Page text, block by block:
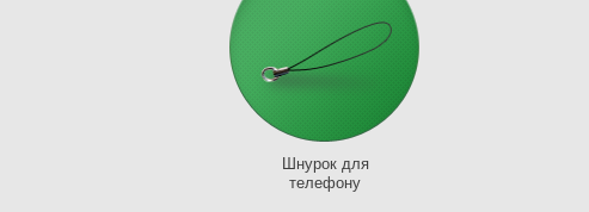
Шнурок для
телефону